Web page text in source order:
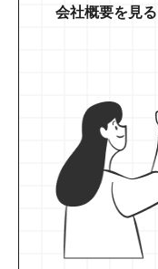
会社概要を見る